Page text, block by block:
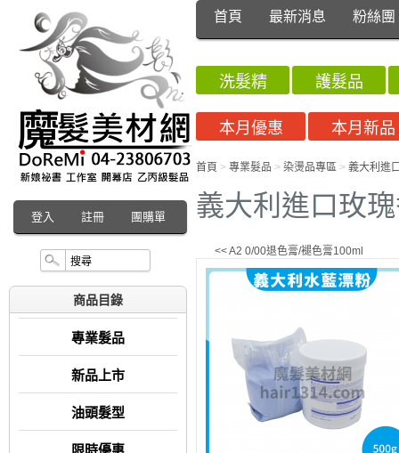
登入 註冊 團購單
首頁 最新消息 粉絲團
商品目錄
專業髮品
新品上市
油頭髮型
洗髮精
護髮品
本月優惠
本月新品
首頁 > 專業髮品 > 染燙品專區 > 義大利進
義大利進口玫
<< A2 0/00退色膏/褪色膏100ml